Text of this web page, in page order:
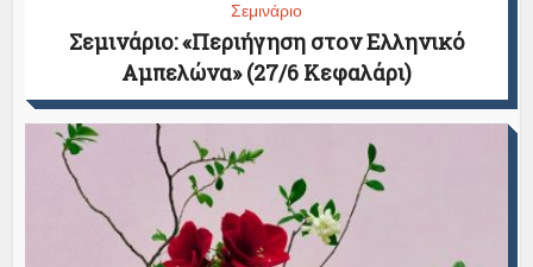
Σεμινάριο
Σεμινάριο: «Περιήγηση στον Ελληνικό
Αμπελώνα» (27/6 Κεφαλάρι)